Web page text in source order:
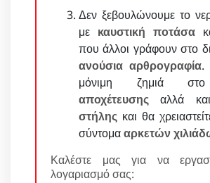
Δεν ξεβουλώνουμε το
με καυστική ποτάσα
που άλλοι γράφουν στο
ανούσια αρθρογραφία.
μόνιμη ζημιά
αποχέτευσης αλλά
στήλης και θα
σύντομααρκετών
Καλέστε μας για να
λογαριασμό σας: